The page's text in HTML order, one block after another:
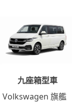
九座箱型車
Volkswagen 旗艦